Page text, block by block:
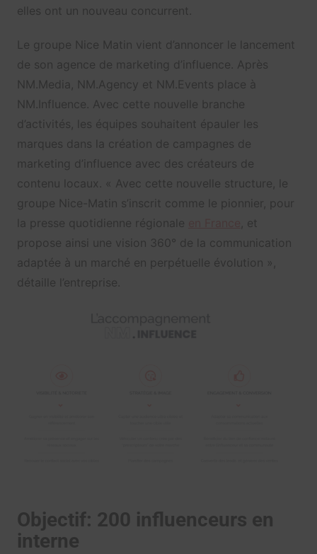
elles ont un nouveau concurrent.
Le groupe Nice Matin vient d’annoncer le lancement
de son agence de marketing d’influence. Après
NM.Media, NM.Agency et NM.Events place à
NM.Influence. Avec cette nouvelle branche
d’activités, les équipes souhaitent épauler les
marques dans la création de campagnes de
marketing d’influence avec des créateurs de
contenu locaux. « Avec cette nouvelle structure, le
groupe Nice-Matin s’inscrit comme le pionnier, pour
la presse quotidienne régionale
, et
propose ainsi une vision 360° de la communication
adaptée à un marché en perpétuelle évolution »,
détaille l’entreprise.
Objectif: 200 influenceurs en
interne